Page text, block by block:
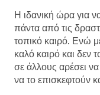
Η ιδανική ώρα για
πάντα από τις
τοπικό καιρό. Ενώ
καλό καιρό και δεν
σε άλλους αρέσει
να το επισκεφτούν